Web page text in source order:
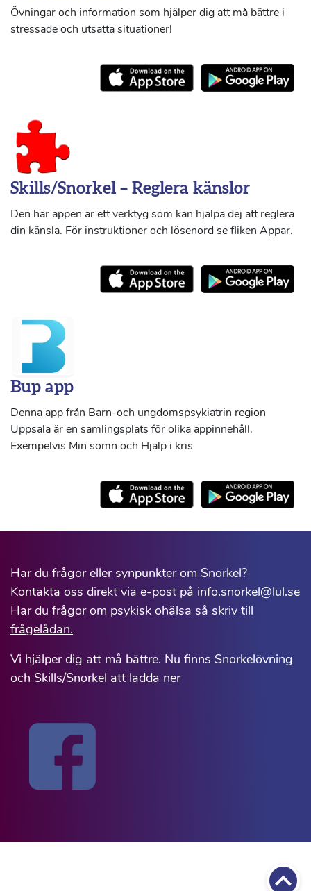
Övningar och information som hjälper dig att må bättre i
stressade och utsatta situationer!
Skills/Snorkel – Reglera känslor
Den här appen är ett verktyg som kan hjälpa dej att reglera
din känsla. För instruktioner och lösenord se fliken Appar.
Bup app
Denna app från Barn-och ungdomspsykiatrin region
Uppsala är en samlingsplats för olika appinnehåll.
Exempelvis Min sömn och Hjälp i kris
Har du frågor eller synpunkter om Snorkel?
Kontakta oss direkt via e-post på info.snorkel@lul.se
Har du frågor om psykisk ohälsa så skriv till
frågelådan.
Vi hjälper dig att må bättre. Nu finns Snorkelövning
och Skills/Snorkel att ladda ner